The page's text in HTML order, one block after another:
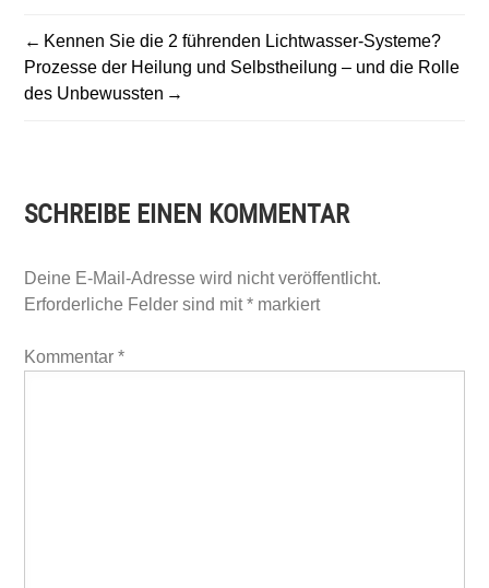
BEITRAGSNAVIGATION
Kennen Sie die 2 führenden Lichtwasser-Systeme?
Prozesse der Heilung und Selbstheilung – und die Rolle
des Unbewussten
SCHREIBE EINEN KOMMENTAR
Deine E-Mail-Adresse wird nicht veröffentlicht.
Erforderliche Felder sind mit* markiert
Kommentar*